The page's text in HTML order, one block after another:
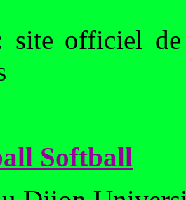
officiel de
Softball